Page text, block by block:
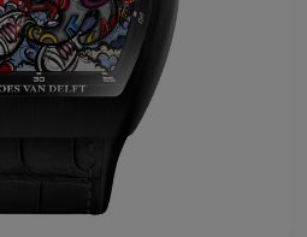
maken van een horloge te
object: ontwerp, productie,
zorgde Franck Muller
industrie door de